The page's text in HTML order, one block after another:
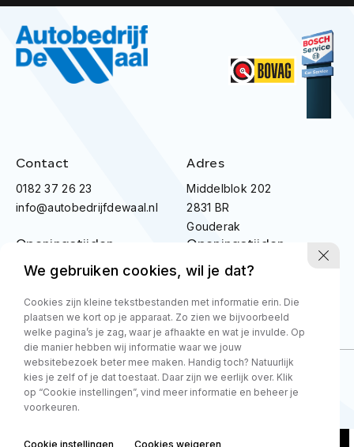
Contact
0182 37 26 23
info@autobedrijfdewaal.nl
Adres
Middelblok 202
2831 BR
Gouderak
Openingstijden
Openingstijden
showroom
Zaterdag
09:00 - 14:00
Zondag
Gesloten
Privacy policy- BOVAG voorwaarden zakelijk- BOVAG voorwaarden particulier
We gebruiken cookies, wil je dat?
Cookies zijn kleine tekstbestanden met informatie erin. Die
plaatsen we kort op je apparaat. Zo zien we bijvoorbeeld
welke pagina’s je zag, waar je afhaakte en wat je invulde. Op
die manier hebben wij informatie waar we jouw
websitebezoek beter mee maken. Handig toch? Natuurlijk
kies je zelf of je dat toestaat. Daar zijn we eerlijk over. Klik
op “Cookie instellingen”, vind meer informatie en beheer je
voorkeuren.
Cookie instellingen Cookies weigeren